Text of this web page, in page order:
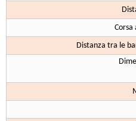
Distanza tra le